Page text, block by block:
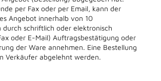
per Fax oder per Email, kann der
Angebot innerhalb von 10
durch schriftlich oder elektronisch
oder E-Mail) Auftragsbestätigung oder
der Ware annehmen. Eine Bestellung
Verkäufer abgelehnt werden.